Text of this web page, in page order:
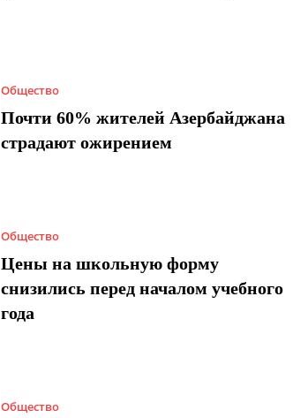
Общество
Почти 60% жителей Азербайджана
страдают ожирением
Общество
Цены на школьную форму
снизились перед началом учебного
года
Общество